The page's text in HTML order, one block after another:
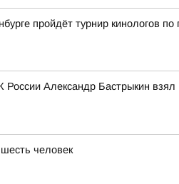
пройдёт турнир кинологов по
Александр Бастрыкин
человек